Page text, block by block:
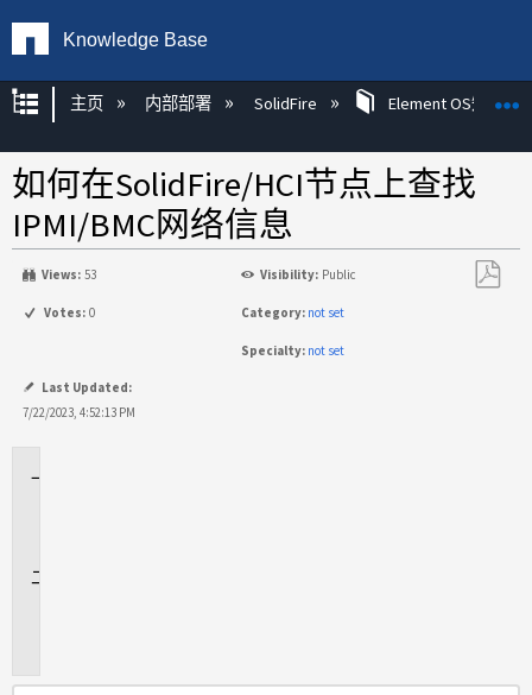
Knowledge Base
扩展/隐缩全局层次
主页 内部部署 SolidFire Element OS知识库
如何在SolidFire/HCI节点上查找
IPMI/BMC网络信息
Views: 53 Visibility: Public
Votes: 0 Category: not set
Specialty: not set
Last Updated:
7/22/2023, 4:52:13 PM